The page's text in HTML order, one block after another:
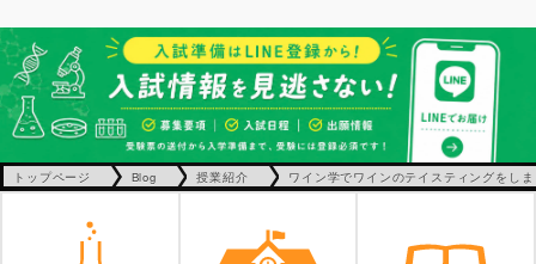
トップページ Blog 授業紹介 ワイン学でワインのテイスティングをし